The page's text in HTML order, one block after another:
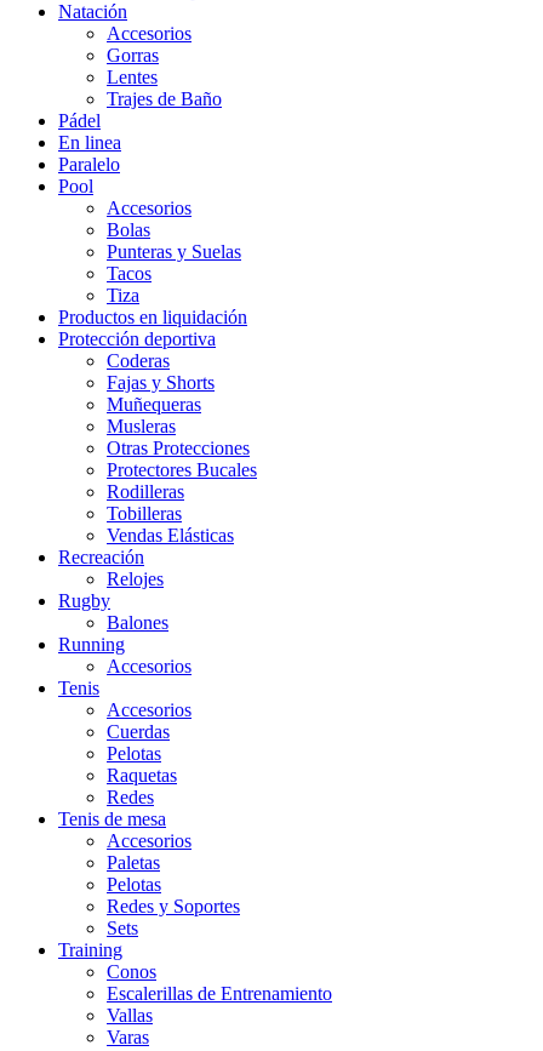
Natación
Accesorios
Gorras
Lentes
Trajes de Baño
Pádel
En linea
Paralelo
Pool
Accesorios
Bolas
Punteras y Suelas
Tacos
Tiza
Productos en liquidación
Protección deportiva
Coderas
Fajas y Shorts
Muñequeras
Musleras
Otras Protecciones
Protectores Bucales
Rodilleras
Tobilleras
Vendas Elásticas
Recreación
Relojes
Rugby
Balones
Running
Accesorios
Tenis
Accesorios
Cuerdas
Pelotas
Raquetas
Redes
Tenis de mesa
Accesorios
Paletas
Pelotas
Redes y Soportes
Sets
Training
Conos
Escalerillas de Entrenamiento
Vallas
Varas